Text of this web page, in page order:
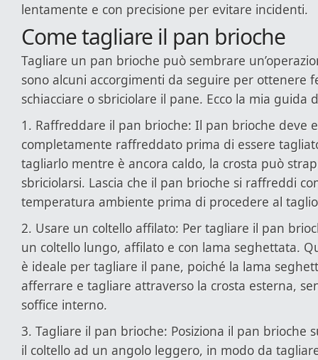
lentamente e con precisione per evitare incidenti.
Come tagliare il pan brioche
Tagliare un pan brioche può sembrare
sono alcuni accorgimenti da seguire per ottenere
schiacciare o sbriciolare il pane. Ecco la mia guida
1. Raffreddare il pan brioche: Il pan brioche deve
completamente raffreddato prima di essere
tagliarlo mentre è ancora caldo, la crosta può
sbriciolarsi. Lascia che il pan brioche si raffreddi
temperatura ambiente prima di procedere al
2. Usare un coltello affilato: Per tagliare il pan
un coltello lungo, affilato e con lama seghettata.
è ideale per tagliare il pane, poiché la lama
afferrare e tagliare attraverso la crosta esterna,
soffice interno.
3. Tagliare il pan brioche: Posiziona il pan brioche
il coltello ad un angolo leggero, in modo da